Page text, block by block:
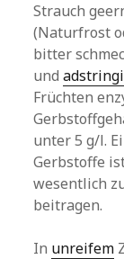
Strauch
(Naturfrost
bitter
und
Früchten
unter 5 g/l.
Gerbstoffe
wesentlich
beitragen.
In unreifem